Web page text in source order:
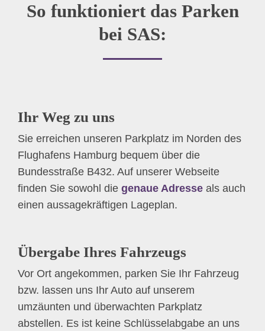
So funktioniert das Parken
bei SAS:
Ihr Weg zu uns
Sie erreichen unseren Parkplatz im Norden des
Flughafens Hamburg bequem über die
Bundesstraße B432. Auf unserer Webseite
finden Sie sowohl die genaue Adresse als auch
einen aussagekräftigen Lageplan.
Übergabe Ihres Fahrzeugs
Vor Ort angekommen, parken Sie Ihr Fahrzeug
bzw. lassen uns Ihr Auto auf unserem
umzäunten und überwachten Parkplatz
abstellen. Es ist keine Schlüsselabgabe an uns